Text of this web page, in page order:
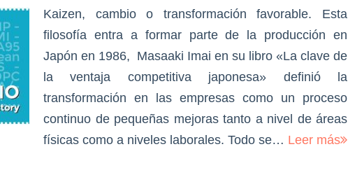
Kaizen, cambio o transformación favorable. Esta
filosofía entra a formar parte de la producción en
Japón en 1986, Masaaki Imai en su libro «La clave de
la ventaja competitiva japonesa» definió la
transformación en las empresas como un proceso
continuo de pequeñas mejoras tanto a nivel de áreas
físicas como a niveles laborales. Todo se… Leer más